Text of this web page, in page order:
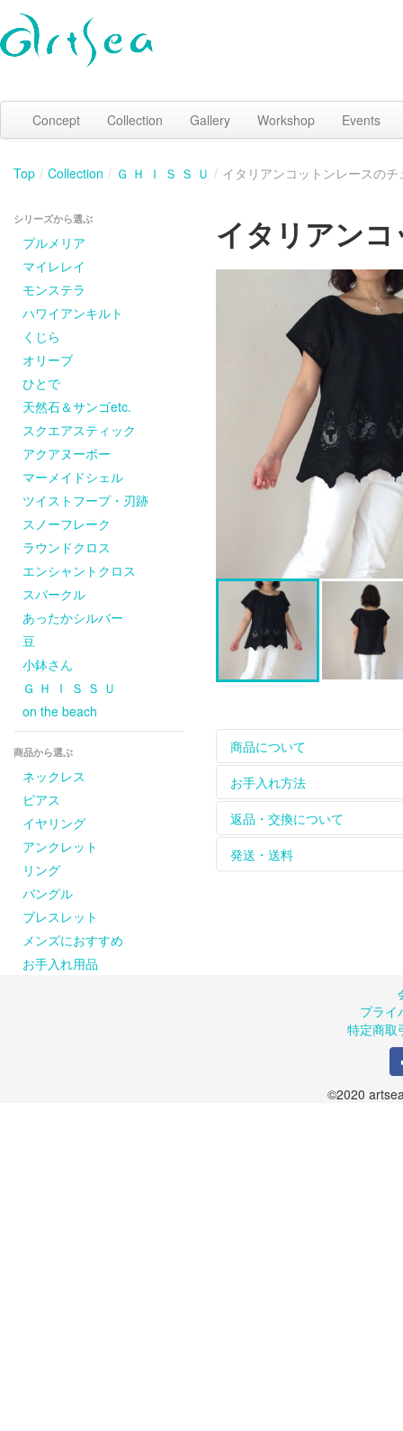
Concept Collection Gallery Workshop Events
Top / Collection / Ｇ Ｈ Ｉ Ｓ Ｓ Ｕ / イタリアンコットンレースのチ
シリーズから選ぶ
プルメリア
マイレレイ
モンステラ
ハワイアンキルト
くじら
オリーブ
ひとで
天然石＆サンゴetc.
スクエアスティック
アクアヌーボー
マーメイドシェル
ツイストフープ・刃跡
スノーフレーク
ラウンドクロス
エンシャントクロス
スパークル
あったかシルバー
豆
小鉢さん
Ｇ Ｈ Ｉ Ｓ Ｓ Ｕ
on the beach
商品から選ぶ
ネックレス
ピアス
イヤリング
アンクレット
リング
バングル
ブレスレット
メンズにおすすめ
お手入れ用品
イタリアン
商品について
ホームページに掲載して
についてはcontactからお
革ひもは天然皮を使用し
をお楽しみください。
天然石、天然素材のひと
ピアスの金具（耳に触れ
お手入れ方法
【長く綺麗にお使いいた
シルバーのアクセサリー
れて保管してください。
※購入された商品は密閉
返品・交換について
お届けした商品は到着後
返品、交換は商品到着後
発送・送料
１回の発送につき600円
１回のご注文が10,800
プライ
特定商取
©2020